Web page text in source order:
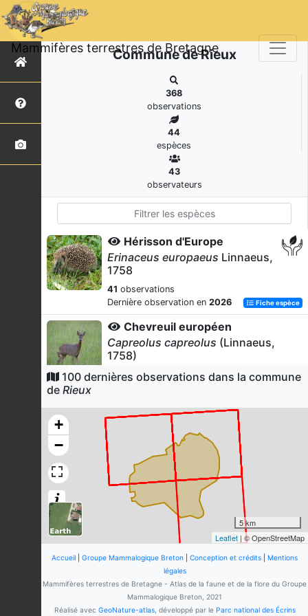
Mammifères terrestres de Bretagne
Commune de Rieux
368
observations
44
espèces
43
observateurs
Hérisson d'Europe
Erinaceus europaeus Linnaeus,
1758
41 observations
Dernière observation en 2026 Fiche espèce
Chevreuil européen
Capreolus capreolus (Linnaeus,
1758)
40observations
Ragondin
Myocastor coypus
(Molina, 1782)
observations
Dernière observation en
2026
Blaireau européen
Meles meles
(Linnaeus, 1758)
Dernière observation en
2026 Fiche espèce
Lièvre d'Europe
Lepus europaeus
observations
Dernière observation en
Fiche espèce
100 dernières observations dans la commune
de Rieux
+
−
5 km
Leaflet | © OpenStreetMap
Accueil Groupe Mammalogique Breton Conception et crédits
Mentions
légales
Mammifères terrestres de Bretagne - Atlas de la faune et de la flore du Groupe
Mammalogique Breton, 2021
Réalisé avec GeoNature-atlas, développé par le Parc national des Écrins